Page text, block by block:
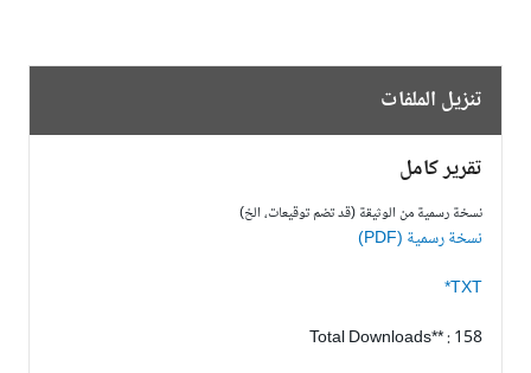
تنزيل الملفات
تقرير كامل
نسخة رسمية من الوثيقة (قد تضم توقيعات، الخ)
نسخة رسمية (PDF)
TXT*
Total Downloads** : 158